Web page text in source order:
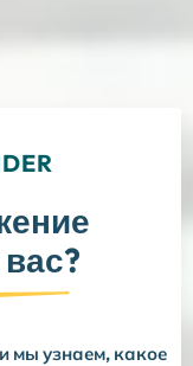
мы узнаем, какое